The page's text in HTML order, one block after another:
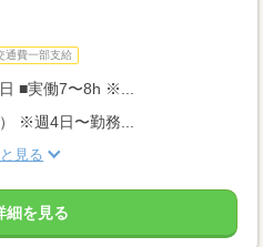
通費一部支給
■実働7〜8h ※...
※週4日〜勤務...
見る
細を見る